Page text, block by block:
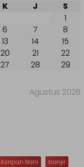
Agustus 2026
K J
S
1
6 7
8
13 14
15
20 21
22
27 28
29
Asripan Nani
banjir